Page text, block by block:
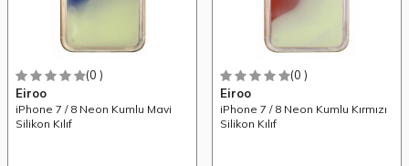
(0 )
Eiroo
iPhone 7 / 8 Neon Kumlu Mavi
Silikon Kılıf
(0 )
Eiroo
iPhone 7 / 8 Neon Kumlu Kırmızı
Silikon Kılıf